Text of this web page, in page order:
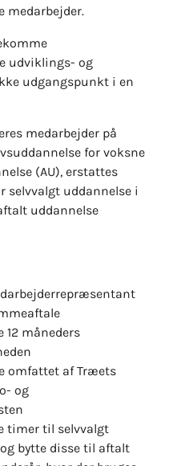
medarbejder.
udviklings- og
udgangspunkt i en
medarbejder på
for voksne
(AU), erstattes
selvvalgt uddannelse i
uddannelse
12 måneders
omfattet af Træets
og
timer til selvvalgt
bytte disse til aftalt